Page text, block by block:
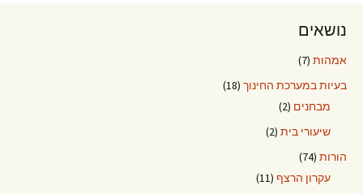
נושאים
אמהות (7)
בעיות במערכת החינוך (18)
מבחנים (2)
שיעורי בית (2)
הורות (74)
עקרון הרצף (11)